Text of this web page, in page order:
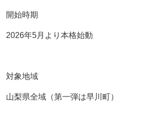
開始時期
2026年5月より本格始動
対象地域
山梨県全域（第一弾は早川町）